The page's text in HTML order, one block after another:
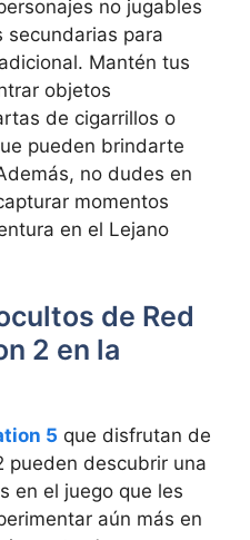
no jugables
secundarias para
Mantén tus
objetos
de cigarrillos o
pueden brindarte
no dudes en
momentos
en el Lejano
de Red
2 en la
5 que disfrutan de
pueden descubrir una
en el juego que les
aún más en